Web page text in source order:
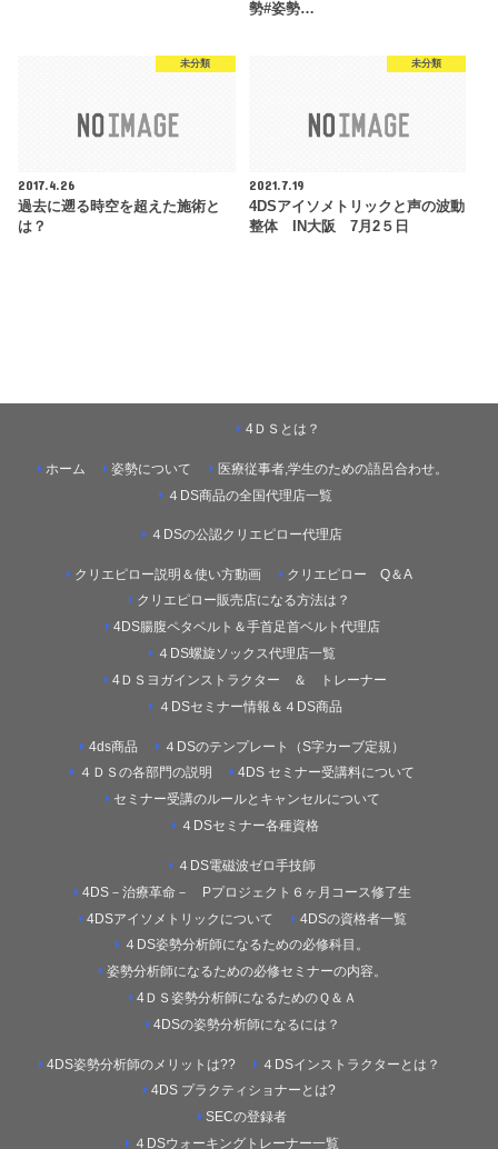
勢#姿勢…
未分類
2017.4.26
過去に遡る時空を超えた施術と
は？
未分類
2021.7.19
4DSアイソメトリックと声の波動
整体 IN大阪 7月2５日
ホーム
4ＤＳとは？
姿勢について
医療従事者,学生のための語呂合わせ。
４DS商品の全国代理店一覧
４DSの公認クリエピロー代理店
クリエピロー説明＆使い方動画
クリエピロー Q＆A
クリエピロー販売店になる方法は？
4DS腸腹ペタベルト＆手首足首ベルト代理店
４DS螺旋ソックス代理店一覧
4ＤＳヨガインストラクター ＆ トレーナー
４DSセミナー情報＆４DS商品
4ds商品
４DSのテンプレート（S字カーブ定規）
４ＤＳの各部門の説明
4DS セミナー受講料について
セミナー受講のルールとキャンセルについて
４DSセミナー各種資格
４DS電磁波ゼロ手技師
4DS－治療革命－ Pプロジェクト６ヶ月コース修了生
4DSアイソメトリックについて
4DSの資格者一覧
４DS姿勢分析師になるための必修科目。
姿勢分析師になるための必修セミナーの内容。
4ＤＳ姿勢分析師になるためのＱ＆Ａ
4DSの姿勢分析師になるには？
4DS姿勢分析師のメリットは??
４DSインストラクターとは？
4DS プラクティショナーとは?
SECの登録者
４DSウォーキングトレーナー一覧